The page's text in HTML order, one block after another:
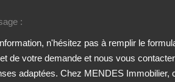
:
n'hésitez pas à remplir le
de votre demande et nous vous
adaptées. Chez MENDES Immobilier,